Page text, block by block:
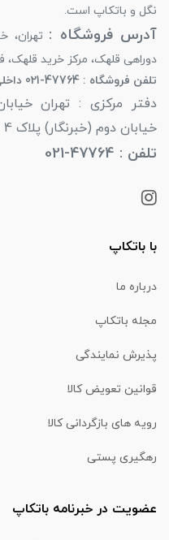
نگل و باتکاپ است.
آدرس فروشگاه : تهران،
دوراهی قلهک، مرکز خرید قلهک،
تلفن فروشگاه : 47764-021 داخلی 120
دفتر مرکزی : تهران
خیابان دوم (خبرنگار) پلاک 4
تلفن : 47764-021
با باتکاپ
درباره ما
مجله باتکاپ
پذیرش نمایندگی
قوانین تعویض کالا
رویه های بازگردانی کالا
رهگیری پستی
عضویت در خبرنامه باتکاپ